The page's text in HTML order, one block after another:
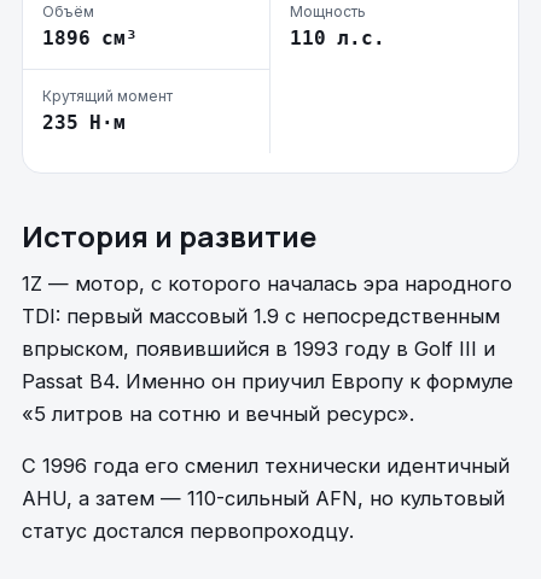
Объём
1896 см³
Мощность
110 л.с.
Крутящий момент
235 Н·м
История и развитие
1Z — мотор, с которого началась эра народного
TDI: первый массовый 1.9 с непосредственным
впрыском, появившийся в 1993 году в Golf III и
Passat B4. Именно он приучил Европу к формуле
«5 литров на сотню и вечный ресурс».
С 1996 года его сменил технически идентичный
AHU, а затем — 110-сильный AFN, но культовый
статус достался первопроходцу.